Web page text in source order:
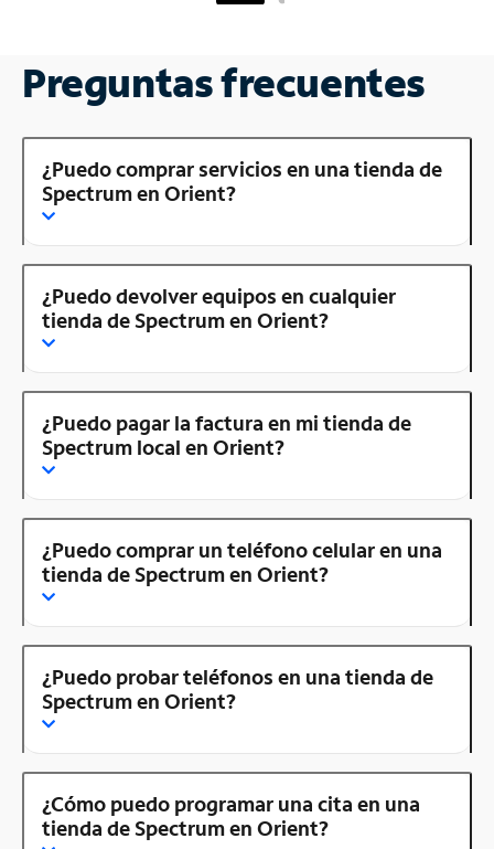
Preguntas frecuentes
¿Puedo comprar servicios en una tienda de
Spectrum en Orient?
¿Puedo devolver equipos en cualquier
tienda de Spectrum en Orient?
¿Puedo pagar la factura en mi tienda de
Spectrum local en Orient?
¿Puedo comprar un teléfono celular en una
tienda de Spectrum en Orient?
¿Puedo probar teléfonos en una tienda de
Spectrum en Orient?
¿Cómo puedo programar una cita en una
tienda de Spectrum en Orient?